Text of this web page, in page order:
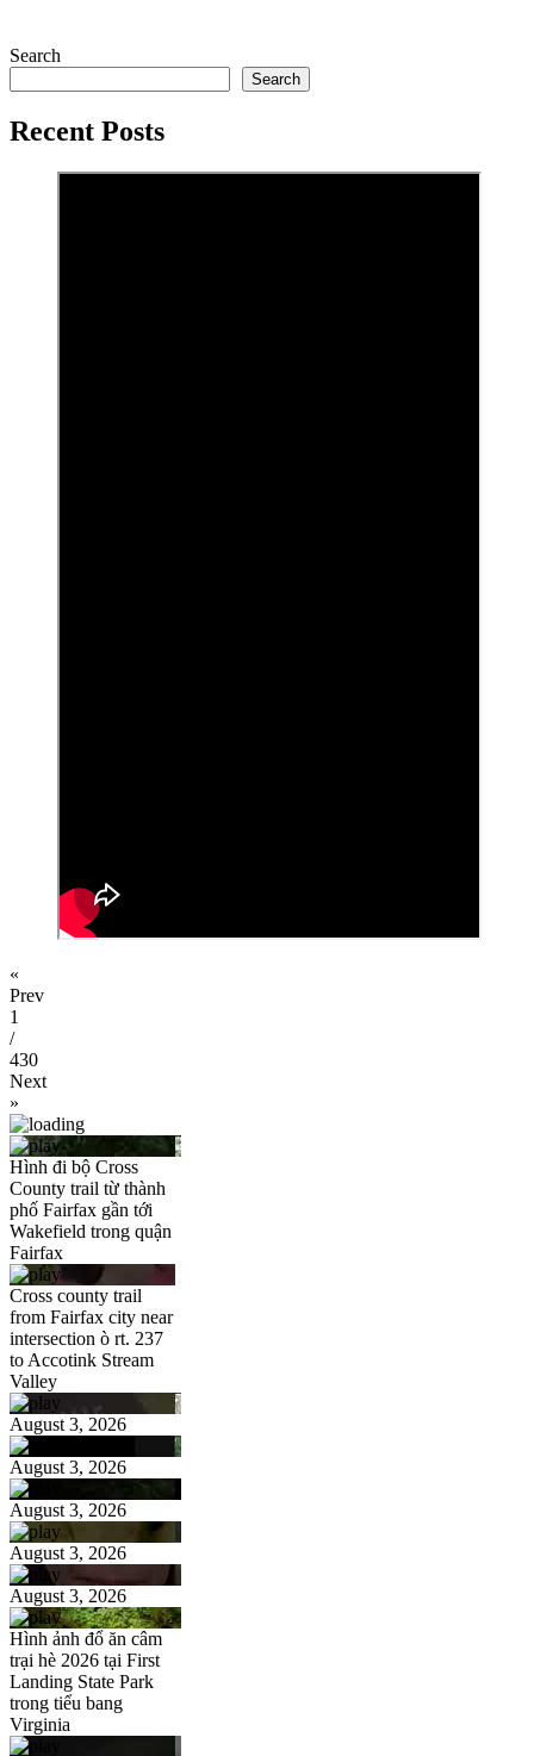
Search
Search
Recent Posts
«
Prev
1
/
430
Next
»
Hình đi bộ Cross
County trail từ thành
phố Fairfax gần tới
Wakefield trong quận
Fairfax
Cross county trail
from Fairfax city near
intersection ò rt. 237
to Accotink Stream
Valley
August 3, 2026
August 3, 2026
August 3, 2026
August 3, 2026
August 3, 2026
Hình ảnh đổ ăn câm
trại hè 2026 tại First
Landing State Park
trong tiểu bang
Virginia